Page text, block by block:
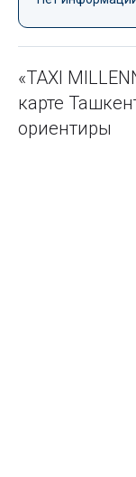
«TAXI
карте
ориентиры